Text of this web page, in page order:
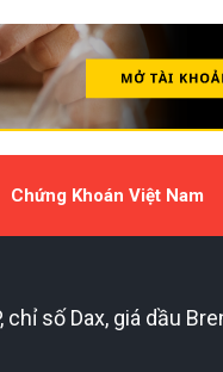
Chứng Khoán Việt Nam
chỉ số Dax, giá dầu